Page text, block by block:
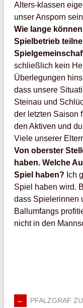
Alters-klassen
unser Ansporn
Wie lange
Spielbetrieb
schließlich kein
Überlegungen
dass unsere
Steinau und
der letzten Saison
den Aktiven und
Viele unserer
Von oberster
haben. Welche
Spiel haben? Ich
Spiel haben wird.
dass Spielerinnen
Ballumfangs
nicht in den
← PFALZGRAF